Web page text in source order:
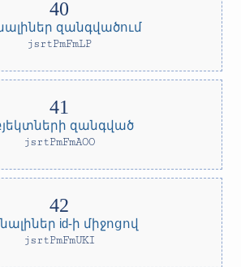
զանգվածում
jsrtPmFmLP
զանգված
jsrtPmFmAOO
id-ի միջոցով
jsrtPmFmUKI